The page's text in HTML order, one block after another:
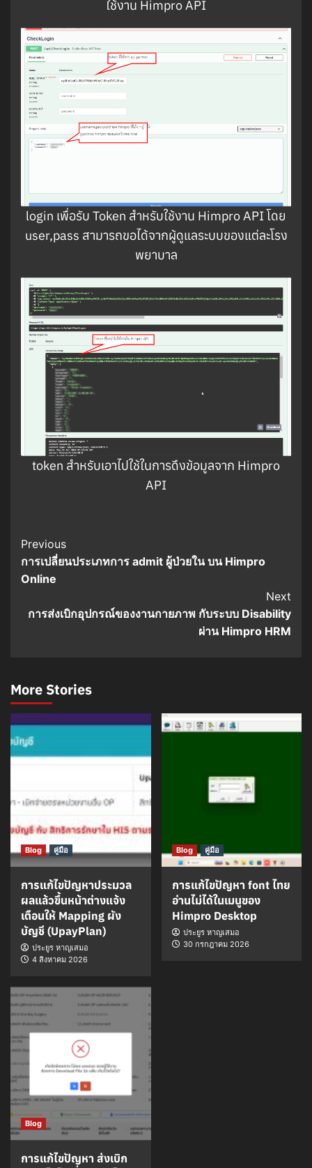
ใช้งาน Himpro API
login เพื่อรับ Token สำหรับใช้งาน Himpro API โดย
user,pass สามารถขอได้จากผู้ดูแลระบบของแต่ละโรง
พยาบาล
token สำหรับเอาไปใช้ในการดึงข้อมูลจาก Himpro
API
Post
Navigation
Previous
การเปลี่ยนประเภทการ admit ผู้ป่วยใน บน Himpro
Online
Next
การส่งเบิกอุปกรณ์ของงานกายภาพ กับระบบ Disability
ผ่าน Himpro HRM
More Stories
Blog คู่มือ
การแก้ไขปัญหาประมวล
ผลแล้วขึ้นหน้าต่างแจ้ง
เตือนให้ Mapping ผัง
บัญชี (UpayPlan)
ประยูร หาญเสมอ
4 สิงหาคม 2026
Blog คู่มือ
การแก้ไขปัญหา font ไทย
อ่านไม่ได้ในเมนูของ
Himpro Desktop
ประยูร หาญเสมอ
30 กรกฎาคม 2026
Blog
การแก้ไขปัญหา ส่งเบิก